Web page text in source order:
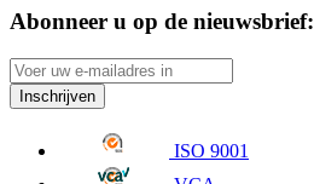
Abonneer u op de nieuwsbrief:
Inschrijven
ISO 9001